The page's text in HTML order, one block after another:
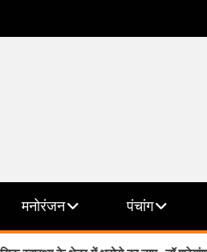
मनोरंजन पंचांग